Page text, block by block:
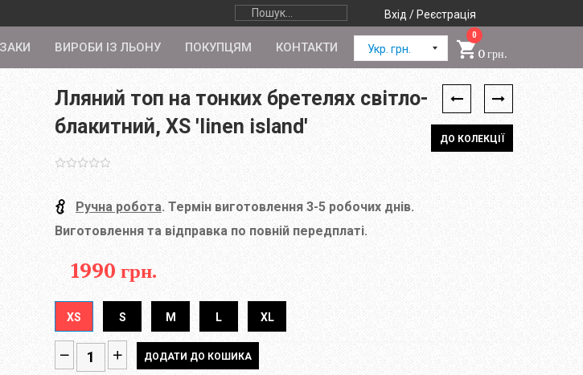
Вхід / Реєстрація
Укр. грн.
0
0 грн.
ВИРОБИ ІЗ ЛЬОНУ ПОКУПЦЯМ КОНТАКТИ
ДО КОЛЕКЦІЇ
Лляний топ на тонких бретелях світло-
блакитний, XS 'linen island'
Ручна робота. Термін виготовлення 3-5 робочих днів.
Виготовлення та відправка по повній передплаті.
1990 грн.
XS S M L XL